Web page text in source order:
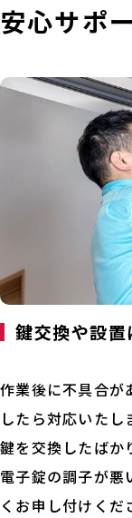
安心サポ
鍵交換や設
作業後に不具合が
したら対応いたし
鍵を交換したばか
電子錠の調子が悪
くお申し付けくだ